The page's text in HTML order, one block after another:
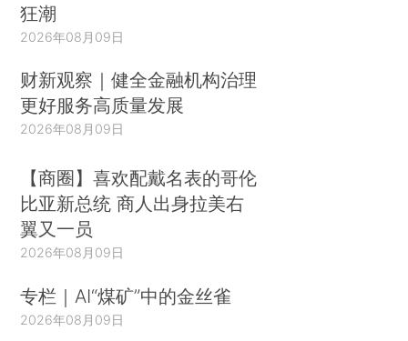
狂潮
2026年08月09日
财新观察｜健全金融机构治理
更好服务高质量发展
2026年08月09日
【商圈】喜欢配戴名表的哥伦
比亚新总统 商人出身拉美右
翼又一员
2026年08月09日
专栏｜AI“煤矿”中的金丝雀
2026年08月09日